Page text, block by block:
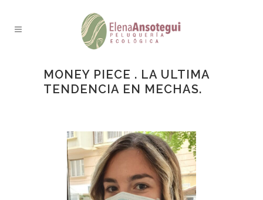
MONEY PIECE . LA ULTIMA
TENDENCIA EN MECHAS.